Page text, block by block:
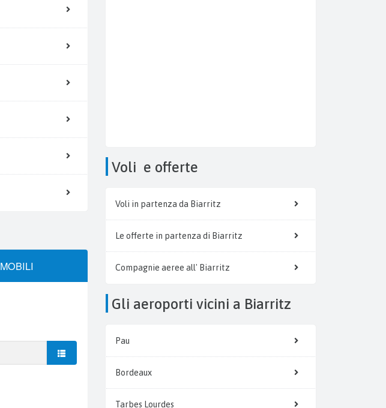
Voli e offerte
Voli in partenza da Biarritz
Le offerte in partenza di Biarritz
Compagnie aeree all' Biarritz
Gli aeroporti vicini a Biarritz
Pau
Bordeaux
Tarbes Lourdes